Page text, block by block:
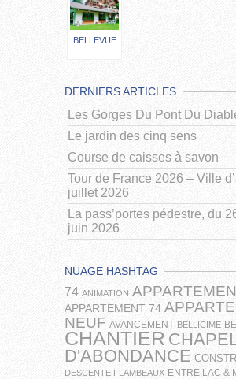
BELLEVUE
DERNIERS ARTICLES
Les Gorges Du Pont Du
Le jardin des cinq sens
Course de caisses à savon
Tour de France 2026 – Ville
juillet 2026
La pass’portes pédestre, du
juin 2026
NUAGE HASHTAG
74 ANIMATION
APPARTEMENT 74
NEUF AVANCEMENT BELLICIME
CHANTIER
D'ABONDANCE
DESCENTE FLAMBEAUX ENTRE LAC &